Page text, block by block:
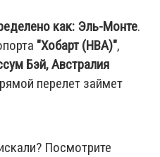
как: Эль-Монте.
"Хобарт (HBA)",
Бэй, Австралия
перелет займет
Посмотрите